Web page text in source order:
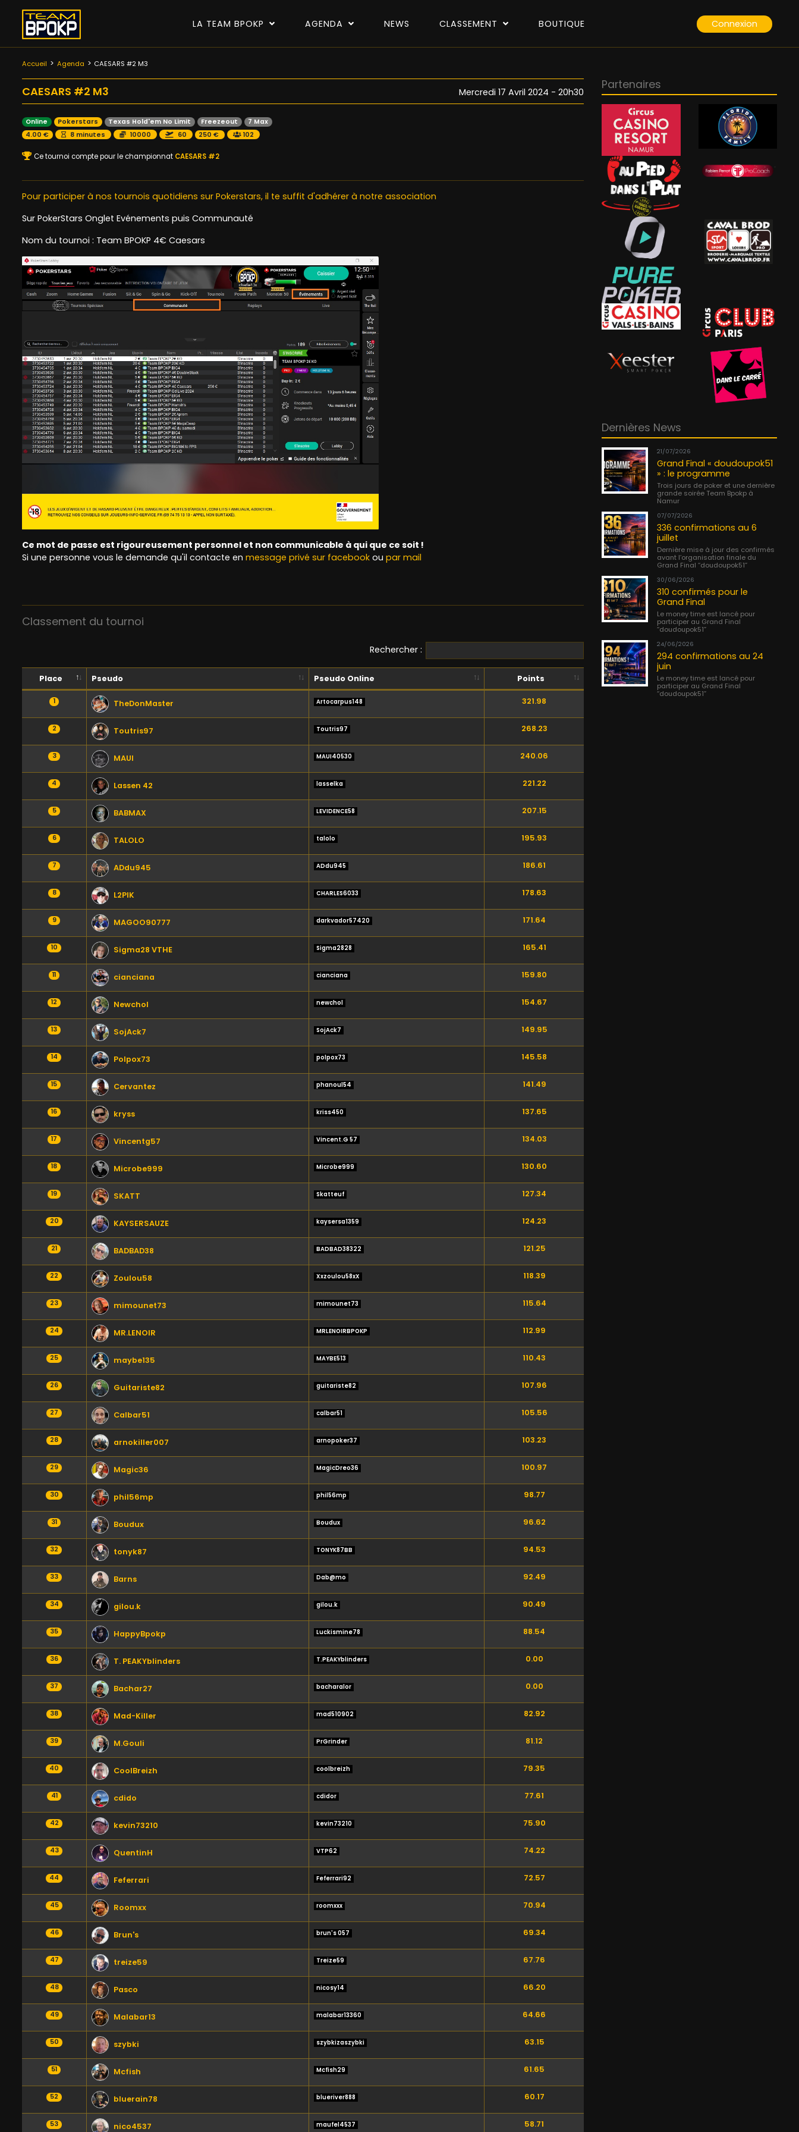
LA TEAM BPOKP AGENDA NEWS CLASSEMENT BOUTIQUE Connexion
Accueil Agenda CAESARS #2 M3
CAESARS #2 M3 Mercredi 17 Avril 2024 - 20h30
Online Pokerstars Texas Hold'em No Limit Freezeout
7 Max
4.00 €
8 minutes 10000 60 250 € 102
Ce tournoi compte pour le championnat CAESARS #2
Pour participer à nos tournois quotidiens sur Pokerstars, il te suffit d'adhérer à notre association
Sur PokerStars Onglet Evénements puis Communauté
Nom du tournoi : Team BPOKP 4€ Caesars
Ce mot de passe est rigoureusement personnel et non communicable à qui que ce soit !
Si une personne vous le demande qu'il contacte en message privé sur facebook ou par mail
Classement du tournoi
Rechercher :
Place Pseudo Pseudo Online Points
1 TheDonMaster Artocarpus148 321.98
2 Toutris97 Toutris97 268.23
3 MAUI MAUI40530 240.06
4 Lassen 42 lasselka 221.22
5 BABMAX LEVIDENCE58 207.15
6 TALOLO talolo 195.93
7 ADdu945 ADdu945 186.61
8 L2PIK CHARLES6033 178.63
9 MAGOO90777 darkvador57420 171.64
10 Sigma28 VTHE Sigma2828 165.41
11 cianciana cianciana 159.80
12 Newchol newchol 154.67
13 SojAck7 SojAck7 149.95
14 Polpox73 polpox73 145.58
15 Cervantez phanoul54 141.49
16 kryss kriss450 137.65
17 Vincentg57 Vincent.G 57 134.03
18 Microbe999 Microbe999 130.60
19 SKATT Skatteuf 127.34
20 KAYSERSAUZE kaysersa1359 124.23
21 BADBAD38 BADBAD38322 121.25
22 Zoulou58 Xxzoulou58xX 118.39
23 mimounet73 mimounet73 115.64
24 MR.LENOIR MRLENOIRBPOKP 112.99
25 maybe135 MAYBE513 110.43
26 Guitariste82 guitariste82 107.96
27 Calbar51 calbar51 105.56
28 arnokiller007 arnopoker37 103.23
29 Magic36 MagicDreo36 100.97
30 phil56mp phil56mp 98.77
31 Boudux Boudux 96.62
32 tonyk87 TONYK87BB 94.53
33 Barns Dab@mo 92.49
34 gilou.k gilou.k 90.49
35 HappyBpokp Luckismine78 88.54
36 T. PEAKYblinders T.PEAKYblinders 0.00
37 Bachar27 bacharalor 0.00
38 Mad-Killer mad510902 82.92
39 M.Gouli PrGrinder 81.12
40 CoolBreizh coolbreizh 79.35
41 cdido cdidor 77.61
42 kevin73210 kevin73210 75.90
43 QuentinH VTP62 74.22
44 Feferrari Feferrari92 72.57
45 Roomxx roomxxx 70.94
46 Brun's brun's 057 69.34
47 treize59 Treize59 67.76
48 Pasco nicosy14 66.20
49 Malabar13 malabar13360 64.66
50 szybki szybkizaszybki 63.15
51 Mcfish Mcfish29 61.65
52 bluerain78 blueriver888 60.17
53 nico4537 maufel4537 58.71
Partenaires
Dernières News
21/07/2026
Grand Final « doudoupok51
» : le programme
Trois jours de poker et une dernière
grande soirée Team Bpokp à
Namur
07/07/2026
336 confirmations au 6
juillet
Dernière mise à jour des confirmés
avant l’organisation finale du
Grand Final “doudoupok51”
30/06/2026
310 confirmés pour le
Grand Final
Le money time est lancé pour
participer au Grand Final
“doudoupok51”
24/06/2026
294 confirmations au 24
juin
Le money time est lancé pour
participer au Grand Final
“doudoupok51”